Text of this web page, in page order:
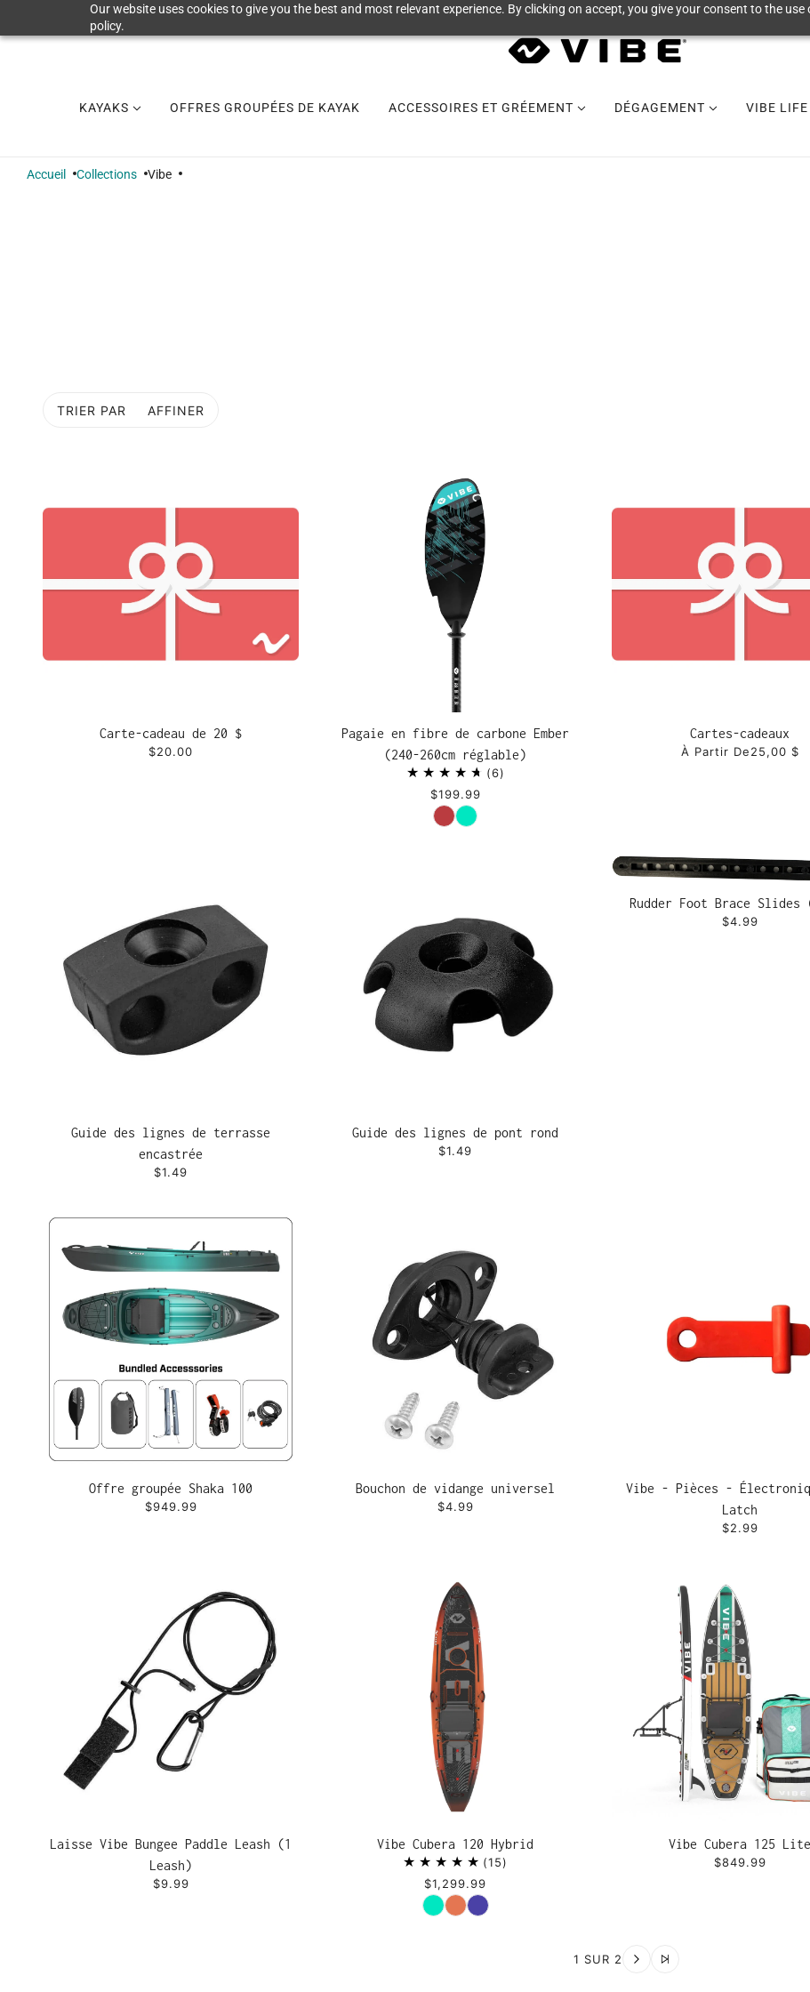
Our website uses cookies to give you the best and most relevant experience. By clicking on accept, you give your consent to the
policy.
KAYAKS OFFRES GROUPÉES DE KAYAK ACCESSOIRES ET GRÉEMENT DÉGAGEMENT VIBE LIFE
Accueil Collections Vibe
TRIER PAR AFFINER
Carte-cadeau de 20 $
$20.00
Pagaie en fibre de carbone Ember
(240-260cm réglable)
6
$199.99
Couleur
Cartes-cadeaux
À Partir De25,00 $
Guide des lignes de terrasse
encastrée
$1.49
Guide des lignes de pont rond
$1.49
Rudder Foot Brace Slides
$4.99
Offre groupée Shaka 100
$949.99
Bouchon de vidange universel
$4.99
Vibe - Pièces -
Latch
$2.99
Laisse Vibe Bungee Paddle Leash (1
Leash)
$9.99
Vibe Cubera 120 Hybrid
15
$1,299.99
Couleur
Vibe Cubera 125 Lite
$849.99
1 SUR 2